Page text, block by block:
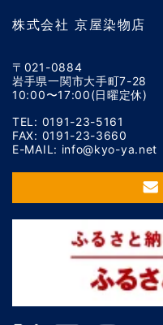
株式会社 京屋染物店
〒021-0884
岩手県一関市大手町7-28
10:00〜17:00(日曜定休)
TEL: 0191-23-5161
FAX: 0191-23-3660
E-MAIL: info@kyo-ya.net